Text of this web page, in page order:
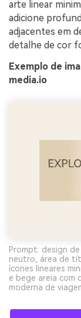
arte linear
adicione
adjacentes em
detalhe de cor
Exemplo de
media.io
Prompt: design
neutro, área de
ícones lineares
e bege areia com
moderna de